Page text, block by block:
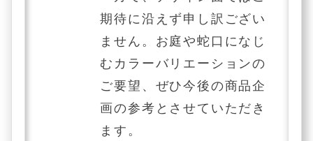
期待に沿えず申し訳ござい
ません。お庭や蛇口になじ
むカラーバリエーションの
ご要望、ぜひ今後の商品企
画の参考とさせていただき
ます。